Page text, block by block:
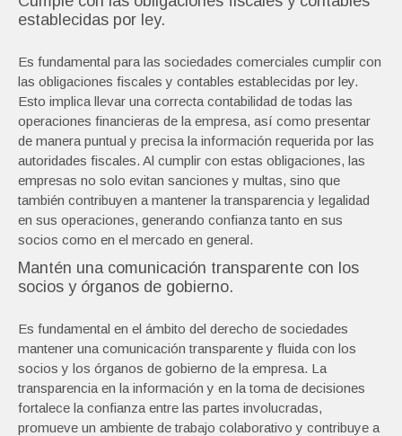
establecidas por ley.
Es fundamental para las sociedades comerciales cumplir con
las obligaciones fiscales y contables establecidas por ley.
Esto implica llevar una correcta contabilidad de todas las
operaciones financieras de la empresa, así como presentar
de manera puntual y precisa la información requerida por las
autoridades fiscales. Al cumplir con estas obligaciones, las
empresas no solo evitan sanciones y multas, sino que
también contribuyen a mantener la transparencia y legalidad
en sus operaciones, generando confianza tanto en sus
socios como en el mercado en general.
Mantén una comunicación transparente con los
socios y órganos de gobierno.
Es fundamental en el ámbito del derecho de sociedades
mantener una comunicación transparente y fluida con los
socios y los órganos de gobierno de la empresa. La
transparencia en la información y en la toma de decisiones
fortalece la confianza entre las partes involucradas,
promueve un ambiente de trabajo colaborativo y contribuye a